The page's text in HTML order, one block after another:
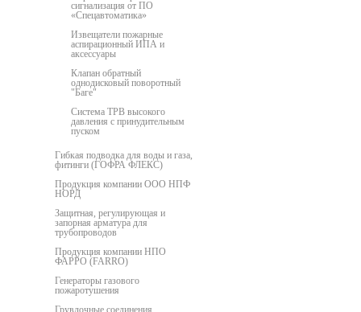
сигнализация от ПО
«Спецавтоматика»
Извещатели пожарные
аспирационный ИПА и
аксессуары
Клапан обратный
однодисковый поворотный
"Баге"
Система ТРВ высокого
давления с принудительным
пуском
Гибкая подводка для воды и газа,
фитинги (ГОФРА ФЛЕКС)
Продукция компании ООО НПФ
НОРД
Защитная, регулирующая и
запорная арматура для
трубопроводов
Продукция компании НПО
ФАРРО (FARRO)
Генераторы газового
пожаротушения
Грувлочные соединения